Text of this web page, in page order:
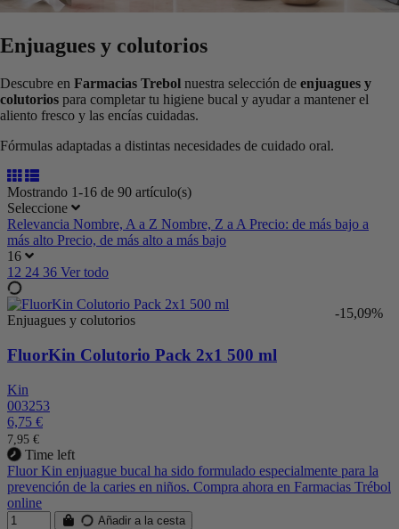
Enjuagues y colutorios
Descubre en Farmacias Trebol nuestra selección de enjuagues y
colutorios para completar tu higiene bucal y ayudar a mantener el
aliento fresco y las encías cuidadas.
Fórmulas adaptadas a distintas necesidades de cuidado oral.
Mostrando 1-16 de 90 artículo(s)
Seleccione
Relevancia Nombre, A a Z Nombre, Z a A Precio: de más bajo a
más alto Precio, de más alto a más bajo
16
12 24 36 Ver todo
-15,09%
Enjuagues y colutorios
FluorKin Colutorio Pack 2x1 500 ml
Kin
003253
6,75 €
7,95 €
Time left
Fluor Kin enjuague bucal ha sido formulado especialmente para la
prevención de la caries en niños. Compra ahora en Farmacias Trébol
online
Añadir a la cesta